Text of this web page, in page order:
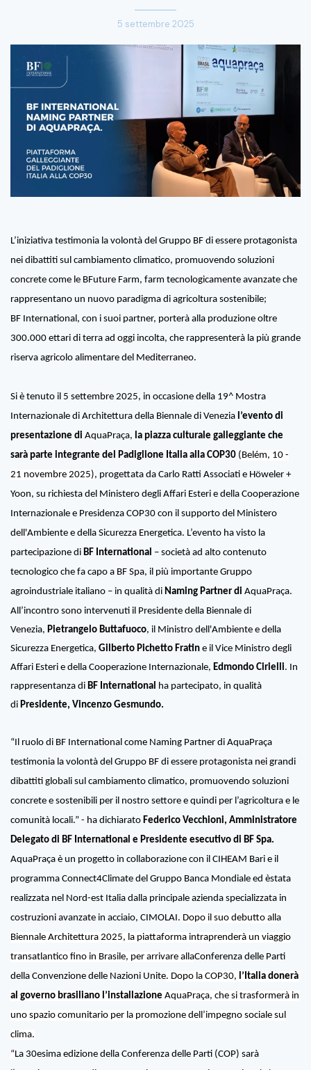
5 settembre 2025
L’iniziativa testimonia la volontà del Gruppo BF di essere protagonista
nei dibattiti sul cambiamento climatico, promuovendo soluzioni
concrete come le BFuture Farm, farm tecnologicamente avanzate che
rappresentano un nuovo paradigma di agricoltura sostenibile;
BF International, con i suoi partner, porterà alla produzione oltre
300.000 ettari di terra ad oggi incolta, che rappresenterà la più grande
riserva agricolo alimentare del Mediterraneo.
Si è tenuto il 5 settembre 2025, in occasione della 19^ Mostra
Internazionale di Architettura della Biennale di Venezia l’evento di
presentazione di AquaPraça, la piazza culturale galleggiante che
sarà parte integrante del Padiglione Italia alla COP30 ( Belém, 10 -
21 novembre 2025), progettata da Carlo Ratti Associati e Höweler +
Yoon, su richiesta del Ministero degli Affari Esteri e della Cooperazione
Internazionale e Presidenza COP30 con il supporto del Ministero
dell'Ambiente e della Sicurezza Energetica. L’evento ha visto la
partecipazione di BF International – società ad alto contenuto
tecnologico che fa capo a BF Spa, il più importante Gruppo
agroindustriale italiano – in qualità di Naming Partner di AquaPraça.
All’incontro sono intervenuti il Presidente della Biennale di
Venezia, Pietrangelo Buttafuoco, il Ministro dell'Ambiente e della
Sicurezza Energetica, Gilberto Pichetto Fratin e il Vice Ministro degli
Affari Esteri e della Cooperazione Internazionale, Edmondo Cirielli. In
rappresentanza di BF International ha partecipato, in qualità
di Presidente, Vincenzo Gesmundo.
“Il ruolo di BF International come Naming Partner di AquaPraça
testimonia la volontà del Gruppo BF di essere protagonista nei grandi
dibattiti globali sul cambiamento climatico, promuovendo soluzioni
concrete e sostenibili per il nostro settore e quindi per l’agricoltura e le
comunità locali.” - ha dichiarato Federico Vecchioni, Amministratore
Delegato di BF International e Presidente esecutivo di BF Spa.
AquaPraça è un progetto in collaborazione con il CIHEAM Bari e il
programma Connect4Climate del Gruppo Banca Mondiale ed èstata
realizzata nel Nord-est Italia dalla principale azienda specializzata in
costruzioni avanzate in acciaio, CIMOLAI. Dopo il suo debutto alla
Biennale Architettura 2025, la piattaforma intraprenderà un viaggio
transatlantico fino in Brasile, per arrivare allaConferenza delle Parti
della Convenzione delle Nazioni Unite. Dopo la COP30, l’Italia donerà
al governo brasiliano l’installazione AquaPraça, che si trasformerà in
uno spazio comunitario per la promozione dell’impegno sociale sul
clima.
“ La 30esima edizione della Conferenza delle Parti (COP) sarà